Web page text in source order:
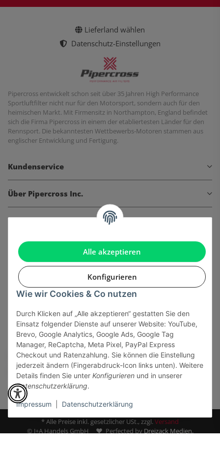
Alle akzeptieren
Konfigurieren
Wie wir Cookies & Co nutzen
Durch Klicken auf „Alle akzeptieren“ gestatten Sie den
Einsatz folgender Dienste auf unserer Website: YouTube,
Brevo, Google Analytics, Google Ads, Google Tag
Manager, ReCaptcha, Meta Pixel, PayPal Express
Checkout und Ratenzahlung. Sie können die Einstellung
jederzeit ändern (Fingerabdruck-Icon links unten). Weitere
Details finden Sie unter Konfigurieren und in unserer
Datenschutzerklärung.
Impressum Datenschutzerklärung
Lieferland wählen
Datenschutz-Einstellungen
Pipercross entwickelt schon seit über 35 Jahren High Performance
Sportluftfilter nicht nur für den Motorsport, sondern auch für den
heimischen Markt. Mit Firmensitz in Northampton, England befindet
sich die Firma Pipercross in einem der etabliertesten Länder für den
Rennsport. Die bekanntesten Wettbewerbs-Motoren stammen aus
englischer Entwicklung und Fertigung.
Kundenservice
Über Pipercross Inc.
Informationen
Gesetzliche Informationen
Sicher bezahlen via:
* Alle Preise inkl. gesetzlicher USt., zzgl.Versand
© J+A Handels GmbH
Perfected by Dreizack Medien.